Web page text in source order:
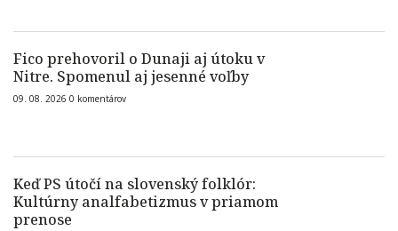
Fico prehovoril o Dunaji aj útoku v
Nitre. Spomenul aj jesenné voľby
09. 08. 2026 0 komentárov
Keď PS útočí na slovenský folklór:
Kultúrny analfabetizmus v priamom
prenose